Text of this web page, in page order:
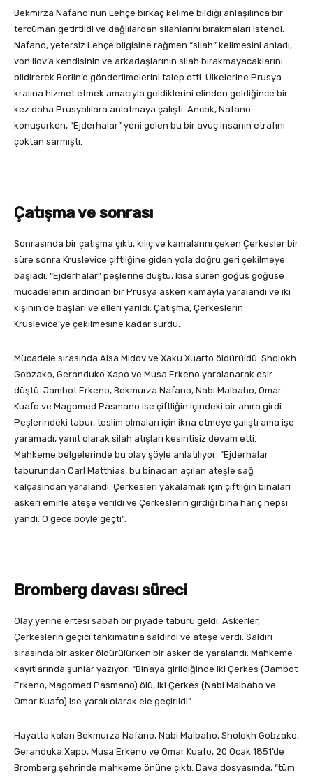
Bekmirza Nafano’nun Lehçe birkaç kelime bildiği anlaşılınca bir
tercüman getirtildi ve dağlılardan silahlarını bırakmaları istendi.
Nafano, yetersiz Lehçe bilgisine rağmen “silah” kelimesini anladı,
von Ilov’a kendisinin ve arkadaşlarının silah bırakmayacaklarını
bildirerek Berlin’e gönderilmelerini talep etti. Ülkelerine Prusya
kralına hizmet etmek amacıyla geldiklerini elinden geldiğince bir
kez daha Prusyalılara anlatmaya çalıştı. Ancak, Nafano
konuşurken, “Ejderhalar” yeni gelen bu bir avuç insanın etrafını
çoktan sarmıştı.
Çatışma ve sonrası
Sonrasında bir çatışma çıktı, kılıç ve kamalarını çeken Çerkesler bir
süre sonra Kruslevice çiftliğine giden yola doğru geri çekilmeye
başladı. “Ejderhalar” peşlerine düştü, kısa süren göğüs göğüse
mücadelenin ardından bir Prusya askeri kamayla yaralandı ve iki
kişinin de başları ve elleri yarıldı. Çatışma, Çerkeslerin
Kruslevice’ye çekilmesine kadar sürdü.
Mücadele sırasında Aisa Midov ve Xaku Xuarto öldürüldü. Sholokh
Gobzako, Geranduko Xapo ve Musa Erkeno yaralanarak esir
düştü. Jambot Erkeno, Bekmurza Nafano, Nabi Malbaho, Omar
Kuafo ve Magomed Pasmano ise çiftliğin içindeki bir ahıra girdi.
Peşlerindeki tabur, teslim olmaları için ikna etmeye çalıştı ama işe
yaramadı, yanıt olarak silah atışları kesintisiz devam etti.
Mahkeme belgelerinde bu olay şöyle anlatılıyor: “Ejderhalar
taburundan Carl Matthias, bu binadan açılan ateşle sağ
kalçasından yaralandı. Çerkesleri yakalamak için çiftliğin binaları
askeri emirle ateşe verildi ve Çerkeslerin girdiği bina hariç hepsi
yandı. O gece böyle geçti”.
Bromberg davası süreci
Olay yerine ertesi sabah bir piyade taburu geldi. Askerler,
Çerkeslerin geçici tahkimatına saldırdı ve ateşe verdi. Saldırı
sırasında bir asker öldürülürken bir asker de yaralandı. Mahkeme
kayıtlarında şunlar yazıyor: “Binaya girildiğinde iki Çerkes (Jambot
Erkeno, Magomed Pasmano) ölü, iki Çerkes (Nabi Malbaho ve
Omar Kuafo) ise yaralı olarak ele geçirildi”.
Hayatta kalan Bekmurza Nafano, Nabi Malbaho, Sholokh Gobzako,
Geranduka Xapo, Musa Erkeno ve Omar Kuafo, 20 Ocak 1851’de
Bromberg şehrinde mahkeme önüne çıktı. Dava dosyasında, “tüm